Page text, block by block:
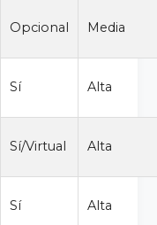
Opcional Media
Sí Alta
Sí/Virtual Alta
Sí Alta